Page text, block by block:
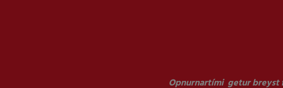
Opnurnartími getur breyst